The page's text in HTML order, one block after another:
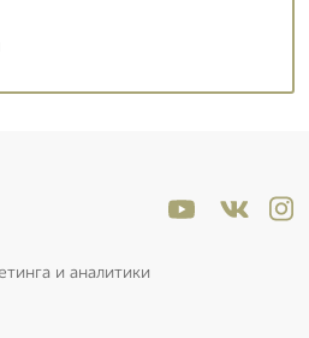
и аналитики